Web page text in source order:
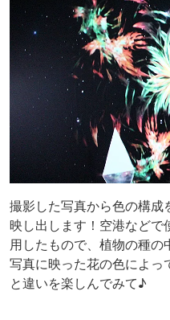
撮影した写真から色の構成
映し出します！空港など
用したもので、植物の種の
写真に映った花の色によっ
と違いを楽しんでみて♪